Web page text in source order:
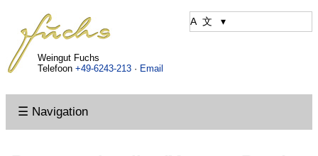
Weingut Fuchs
Telefoon +49-6243-213· Email
☰ Navigation